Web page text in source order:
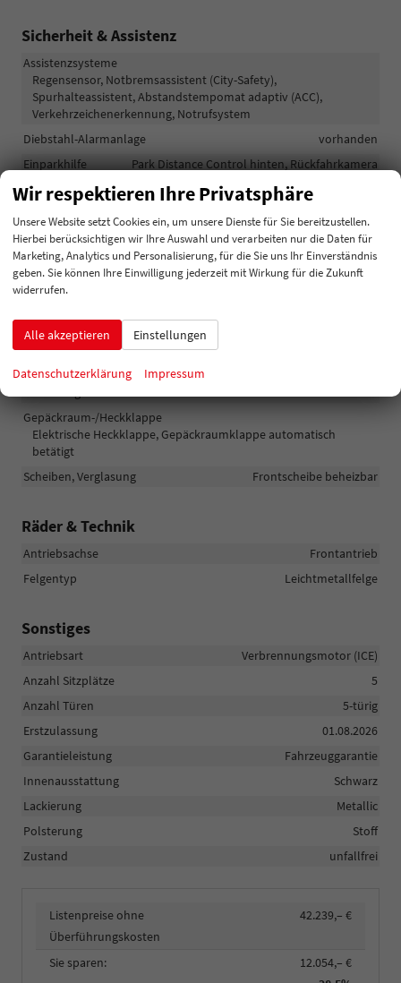
Sicherheit & Assistenz
Assistenzsysteme
Regensensor, Notbremsassistent (City-Safety),
Spurhalteassistent, Abstandstempomat adaptiv (ACC),
Verkehrzeichenerkennung, Notrufsystem
Diebstahl-Alarmanlage
vorhanden
Einparkhilfe
Park Distance Control hinten, Rückfahrkamera
Lichttechnik
Lichtsensor, Nebelscheinwerfer, LED-Scheinwerfer, Voll-LED
Scheinwerfer
Pannenhilfe
Pannenkit
Außen
Anhängerkupplung
Außenspiegel
Außenspiegel elektrisch anklappbar, Außenspiegel beheizbar
Gepäckraum-/Heckklappe
Elektrische Heckklappe, Gepäckraumklappe automatisch
betätigt
Scheiben, Verglasung
Frontscheibe beheizbar
Räder & Technik
Antriebsachse
Frontantrieb
Felgentyp
Leichtmetallfelge
Sonstiges
Antriebsart
Verbrennungsmotor (ICE)
Anzahl Sitzplätze
5
Anzahl Türen
5-türig
Erstzulassung
01.08.2026
Garantieleistung
Fahrzeuggarantie
Innenausstattung
Schwarz
Lackierung
Metallic
Polsterung
Stoff
Zustand
unfallfrei
Listenpreise ohne
Überführungskosten
42.239,– €
Sie sparen:
12.054,– €
Wir respektieren Ihre Privatsphäre
Unsere Website setzt Cookies ein, um unsere Dienste für Sie bereitzustellen.
Hierbei berücksichtigen wir Ihre Auswahl und verarbeiten nur die Daten für
Marketing, Analytics und Personalisierung, für die Sie uns Ihr Einverständnis
geben. Sie können Ihre Einwilligung jederzeit mit Wirkung für die Zukunft
widerrufen.
Alle akzeptieren Einstellungen
Datenschutzerklärung Impressum